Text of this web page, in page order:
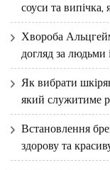
соуси та
Хвороба
догляд за людьми
Як вибрати
який служитиме
Встановлення
здорову та